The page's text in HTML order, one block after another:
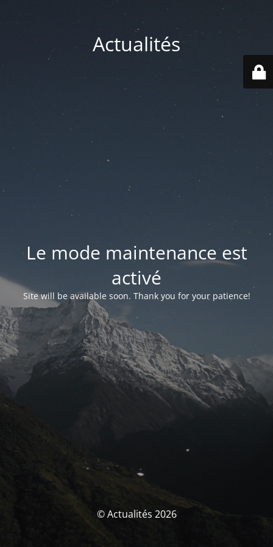
Actualités
Le mode maintenance est
activé
Site will be available soon. Thank you for your patience!
© Actualités 2026